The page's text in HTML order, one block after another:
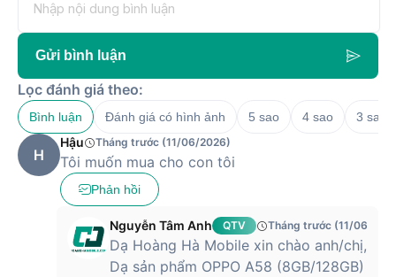
Gửi bình luận
Lọc đánh giá theo:
Bình luận Đánh giá có hình ảnh 5 sao 4 sao 3 sao
H
Hậu Tháng trước (11/06/2026)
Tôi muốn mua cho con tôi
Phản hồi
Nguyễn Tâm Anh QTV Tháng trước (11/06/
Dạ Hoàng Hà Mobile xin chào anh/chị,
Dạ sản phẩm OPPO A58 (8GB/128GB)